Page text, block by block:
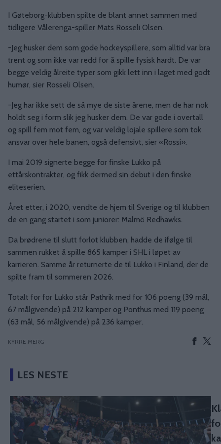
I Gøteborg-klubben spilte de blant annet sammen med
tidligere Vålerenga-spiller Mats Rosseli Olsen.
-Jeg husker dem som gode hockeyspillere, som alltid var bra
trent og som ikke var redd for å spille fysisk hardt. De var
begge veldig ålreite typer som gikk lett inn i laget med godt
humør, sier Rosseli Olsen.
-Jeg har ikke sett de så mye de siste årene, men de har nok
holdt seg i form slik jeg husker dem. De var gode i overtall
og spill fem mot fem, og var veldig lojale spillere som tok
ansvar over hele banen, også defensivt, sier «Rossi».
I mai 2019 signerte begge for finske Lukko på
ettårskontrakter, og fikk dermed sin debut i den finske
eliteserien.
Året etter, i 2020, vendte de hjem til Sverige og til klubben
de en gang startet i som juniorer: Malmö Redhawks.
Da brødrene til slutt forlot klubben, hadde de ifølge til
sammen rukket å spille 865 kamper i SHL i løpet av
karrieren. Samme år returnerte de til Lukko i Finland, der de
spilte fram til sommeren 2026.
Totalt for for Lukko står Pathrik med for 106 poeng (39 mål,
67 målgivende) på 212 kamper og Ponthus med 119 poeng
(63 mål, 56 målgivende) på 236 kamper.
KYRRE MERG
LES NESTE